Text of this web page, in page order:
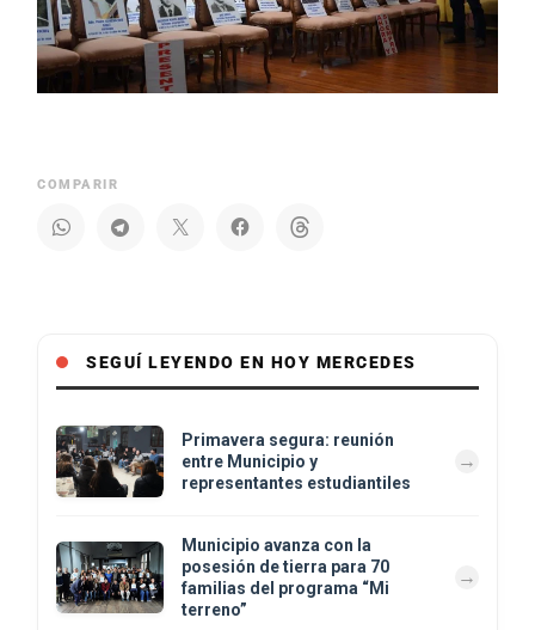
COMPARIR
SEGUÍ LEYENDO EN HOY MERCEDES
Primavera segura: reunión
entre Municipio y
representantes estudiantiles
Municipio avanza con la
posesión de tierra para 70
familias del programa “Mi
terreno”